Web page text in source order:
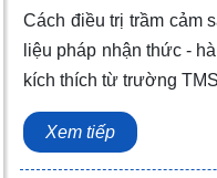
Cách điều trị trầm cảm
liệu pháp nhận thức -
kích thích từ trường
Xem tiếp